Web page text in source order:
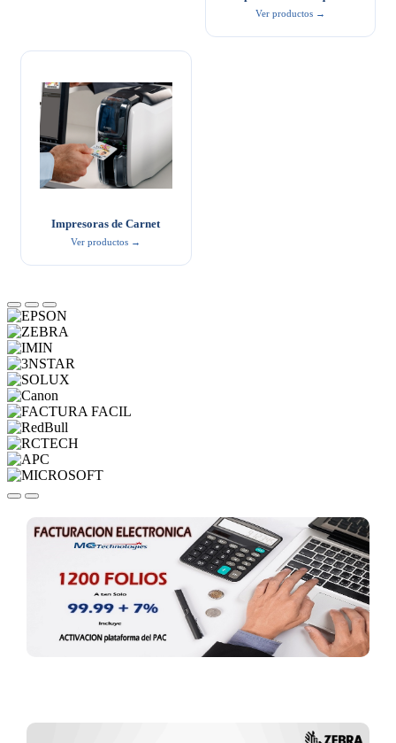
Ver productos →
Impresoras de Carnet
Ver productos →